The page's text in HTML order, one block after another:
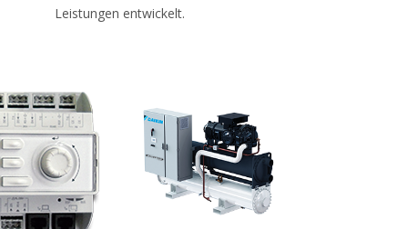
Leistungen entwickelt.